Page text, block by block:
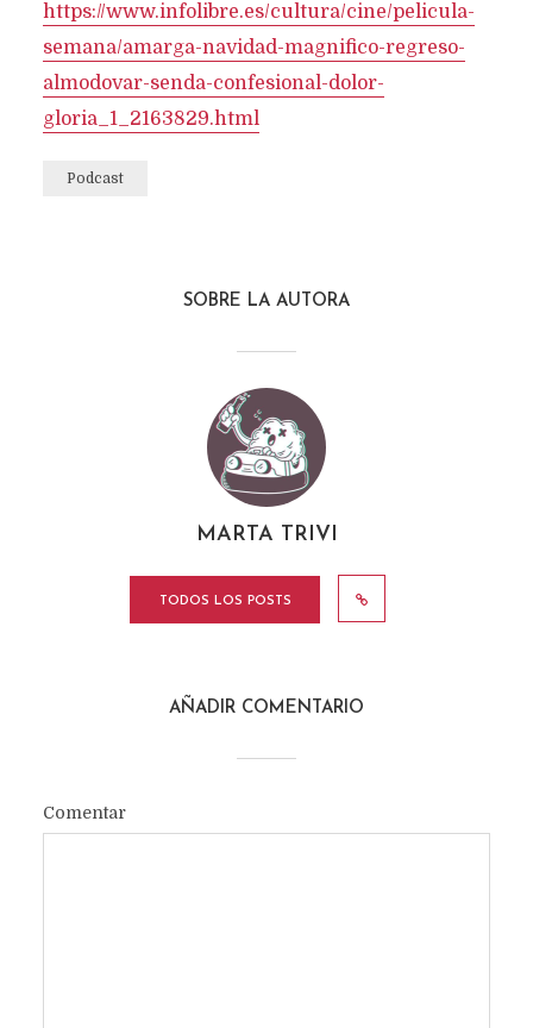
https://www.infolibre.es/cultura/cine/pelicula-
semana/amarga-navidad-magnifico-regreso-
almodovar-senda-confesional-dolor-
gloria_1_2163829.html
Podcast
SOBRE LA AUTORA
MARTA TRIVI
TODOS LOS POSTS
AÑADIR COMENTARIO
Comentar